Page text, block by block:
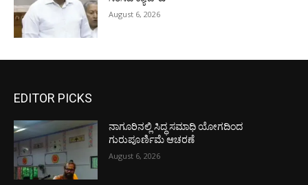
August 6, 2026
EDITOR PICKS
ನಾಗೂರಿನಲ್ಲಿ ಸಿದ್ಧ ಸಮಾಧಿ ಯೋಗದಿಂದ
ಗುರುಪೂರ್ಣಿಮೆ ಆಚರಣೆ
August 6, 2026